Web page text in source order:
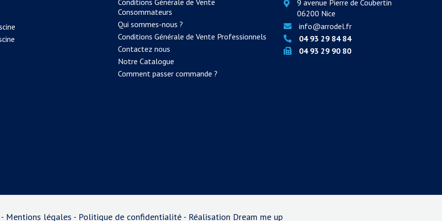
Consommateurs
Qui sommes-nous ?
Conditions Générale de Vente Professionnels
Contactez nous
Notre Catalogue
Comment passer commande ?
9 avenue Pierre de Coubertin
06200 Nice
info@arrodel.fr
04 93 29 84 84
04 93 29 90 80
Mentions légales - Politique de confidentialité - Réalisation Dream me up